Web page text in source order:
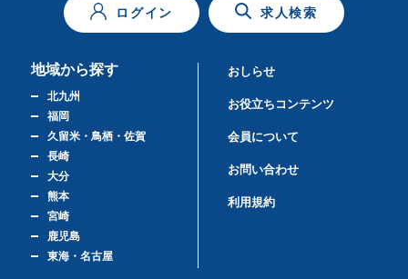
ログイン 求人検索
地域から探す
北九州
福岡
久留米・鳥栖・佐賀
長崎
大分
熊本
宮崎
鹿児島
東海・名古屋
おしらせ
お役立ちコンテンツ
会員について
お問い合わせ
利用規約